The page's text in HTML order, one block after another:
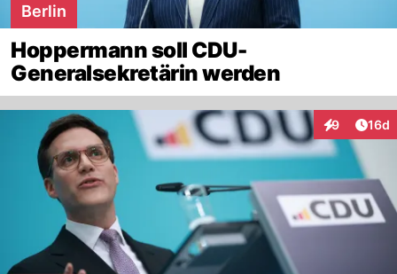
Berlin
Hoppermann soll CDU-
Generalsekretärin werden
9
Interaktionen
16d